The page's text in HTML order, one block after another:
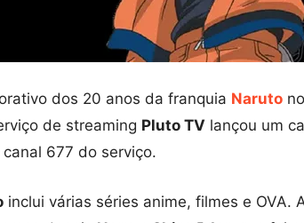
dos 20 anos da franquia Naruto no
de streaming Pluto TV lançou um
canal 677 do serviço.
inclui várias séries anime, filmes e OVA.